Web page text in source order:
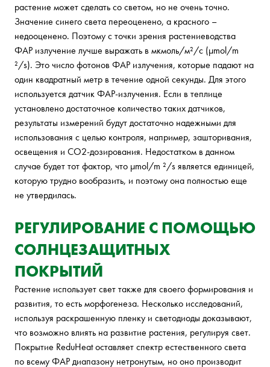
растение может сделать со светом, но не очень точно.
Значение синего света переоценено, а красного –
недооценено. Поэтому с точки зрения растениеводства
ФАР излучение лучше выражать в мкмоль/м²/с (µmol/m
²/s). Это число фотонов ФАР излучения, которые падают на
один квадратный метр в течение одной секунды. Для этого
используется датчик ФАР-излучения. Если в теплице
установлено достаточное количество таких датчиков,
результаты измерений будут достаточно надежными для
использования с целью контроля, например, зашторивания,
освещения и CO2-дозирования. Недостатком в данном
случае будет тот фактор, что µmol/m ²/s является единицей,
которую трудно вообразить, и поэтому она полностью еще
не утвердилась.
РЕГУЛИРОВАНИЕ С ПОМОЩЬЮ
СОЛНЦЕЗАЩИТНЫХ
ПОКРЫТИЙ
Растение использует свет также для своего формирования и
развития, то есть морфогенеза. Несколько исследований,
используя раскрашенную пленку и светодиоды доказывают,
что возможно влиять на развитие растения, регулируя свет.
Покрытие ReduHeat оставляет спектр естественного света
по всему ФАР диапазону нетронутым, но оно производит